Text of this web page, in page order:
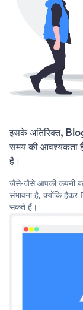
इसके अतिरिक्त,
समय की आवश्यकता
है।
जैसे-जैसे आपकी कंपनी
संभावना है, क्योंकि हैकर
सकते हैं।